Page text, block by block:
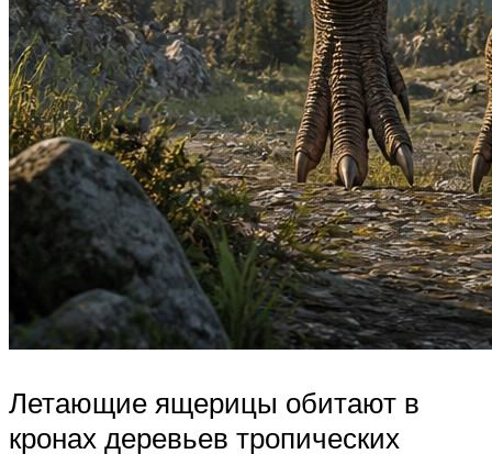
Летающие ящерицы обитают в
кронах деревьев тропических